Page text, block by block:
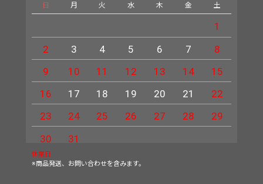
日 月 火 水 木 金 土
1
2
3 4 5 6 7
8
9
10 11 12 13 14
15
16
17 18 19 20 21
22
23
24 25 26 27 28
29
30
31
休業日
※商品発送、お問い合わせを含みます。